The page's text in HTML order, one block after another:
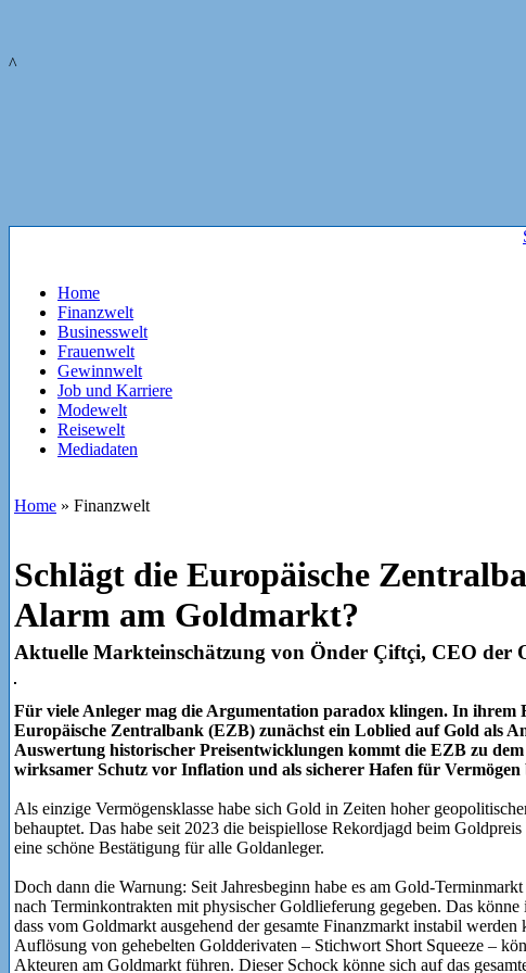
^
Home
Finanzwelt
Businesswelt
Frauenwelt
Gewinnwelt
Job und Karriere
Modewelt
Reisewelt
Mediadaten
Home » Finanzwelt
Schlägt die Europäische
Alarm am Goldmarkt?
Aktuelle Markteinschätzung von Önder Çiftçi, CEO der
Für viele Anleger mag die Argumentation paradox klingen. In ihrem
Europäische Zentralbank (EZB) zunächst ein Loblied auf Gold als
Auswertung historischer Preisentwicklungen kommt die EZB zu dem
wirksamer Schutz vor Inflation und als sicherer Hafen für Vermögen
Als einzige Vermögensklasse habe sich Gold in Zeiten hoher
behauptet. Das habe seit 2023 die beispiellose Rekordjagd beim
eine schöne Bestätigung für alle Goldanleger.
Doch dann die Warnung: Seit Jahresbeginn habe es am Gold-
nach Terminkontrakten mit physischer Goldlieferung gegeben. Das könne
dass vom Goldmarkt ausgehend der gesamte Finanzmarkt instabil
Auflösung von gehebelten Goldderivaten – Stichwort Short Squeeze –
Akteuren am Goldmarkt führen. Dieser Schock könne sich auf das